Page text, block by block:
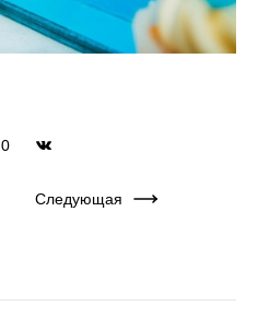
0
Следующая